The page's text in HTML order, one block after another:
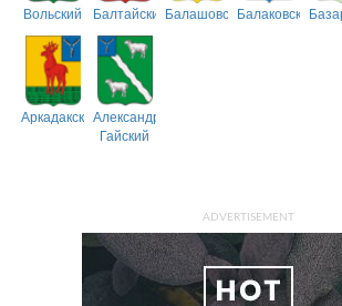
Вольский БалтайскийБалашовскийБалаковский
АркадакскийАлександрово-
Гайский
ADVERTISEMENT